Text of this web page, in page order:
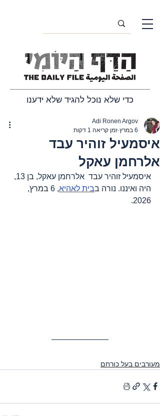
כדי שלא נוכל להגיד שלא ידענו
איסמעיל זוהיר עבד
אלרחמן עאקל
Adi Ronen Argov
6 במרץ
זמן קריאה 1 דקות
איסמעיל זוהיר עבד  אלרחמן עאקל,
בן 13,
היה ואיננו. נורה בבית לאהיא
, 6 במרץ,
2026.
מעורבים בעל כורחם